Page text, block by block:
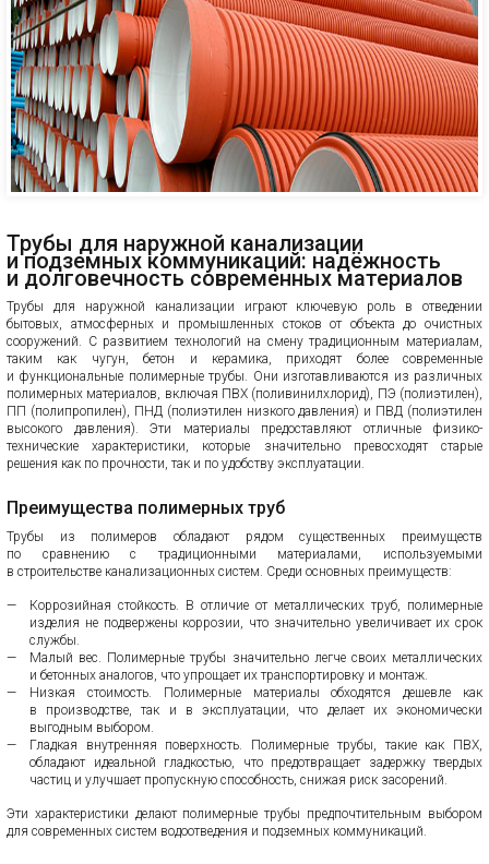
Трубы для наружной канализации
и подземных коммуникаций: надёжность
и долговечность современных материалов
Трубы для наружной канализации играют ключевую роль в отведении
бытовых, атмосферных и промышленных стоков от объекта до очистных
сооружений. С развитием технологий на смену традиционным материалам,
таким как чугун, бетон и керамика, приходят более современные
и функциональные полимерные трубы. Они изготавливаются из различных
полимерных материалов, включая ПВХ (поливинилхлорид), ПЭ (полиэтилен),
ПП (полипропилен), ПНД (полиэтилен низкого давления) и ПВД (полиэтилен
высокого давления). Эти материалы предоставляют отличные физико-
технические характеристики, которые значительно превосходят старые
решения как по прочности, так и по удобству эксплуатации.
Преимущества полимерных труб
Трубы из полимеров обладают рядом существенных преимуществ
по сравнению с традиционными материалами, используемыми
в строительстве канализационных систем. Среди основных преимуществ:
Коррозийная стойкость. В отличие от металлических труб, полимерные
изделия не подвержены коррозии, что значительно увеличивает их срок
службы.
Малый вес. Полимерные трубы значительно легче своих металлических
и бетонных аналогов, что упрощает их транспортировку и монтаж.
Низкая стоимость. Полимерные материалы обходятся дешевле как
в производстве, так и в эксплуатации, что делает их экономически
выгодным выбором.
Гладкая внутренняя поверхность. Полимерные трубы, такие как ПВХ,
обладают идеальной гладкостью, что предотвращает задержку твердых
частиц и улучшает пропускную способность, снижая риск засорений.
Эти характеристики делают полимерные трубы предпочтительным выбором
для современных систем водоотведения и подземных коммуникаций.